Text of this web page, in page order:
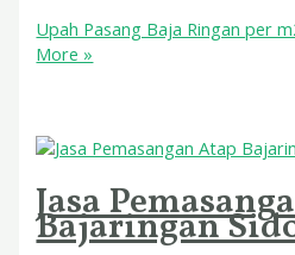
Upah Pasang Baja Ringan per
More »
Jasa
Bajaringan